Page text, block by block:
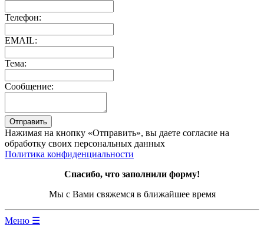
Телефон:
EMAIL:
Тема:
Сообщение:
Нажимая на кнопку «Отправить», вы даете согласие на
обработку своих персональных данных
Политика конфиденциальности
Спасибо, что заполнили форму!
Мы с Вами свяжемся в ближайшее время
Меню ☰